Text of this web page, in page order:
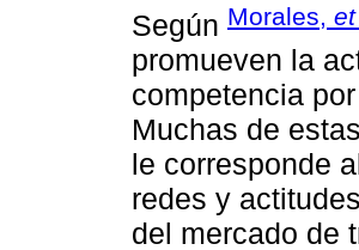
Según Morales,
promueven la
competencia
Muchas de
le corresponde
redes y
del mercado de